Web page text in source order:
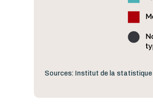
Sources: Institut de la statistique